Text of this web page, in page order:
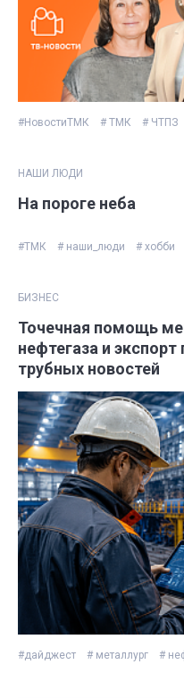
#НовостиТМК # ТМК # ЧТПЗ
НАШИ ЛЮДИ
На пороге неба
#ТМК # наши_люди # хобби
БИЗНЕС
Точечная помощь
нефтегаза и
трубных новостей
#дайджест # металлург #